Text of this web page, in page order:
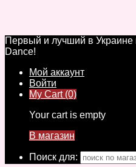
Первый и лучший в Украине
Dance!
Мой аккаунт
Войти
My Cart (0)
Your cart is empty
В магазин
Поиск для: